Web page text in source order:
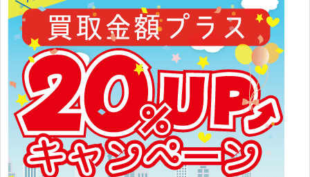
ヴェルテクス Dwell 柳生 1/8 塗装済み完成品 4562389470172
バンダイ 超合金魂 GX-35 ウォーカーギャリア 4543112457257
バンダイ 魂SPEC XS-06 ドラグナー1 with キャバ
リアー
4543112500823
バンダイ ディープストライカー GUNDAM FIX
FIGURATION #0013
4543112159144
コトブキヤ ダークエンジェル・オリヴィエ 1/8
塗装済み完成品
4934054783090